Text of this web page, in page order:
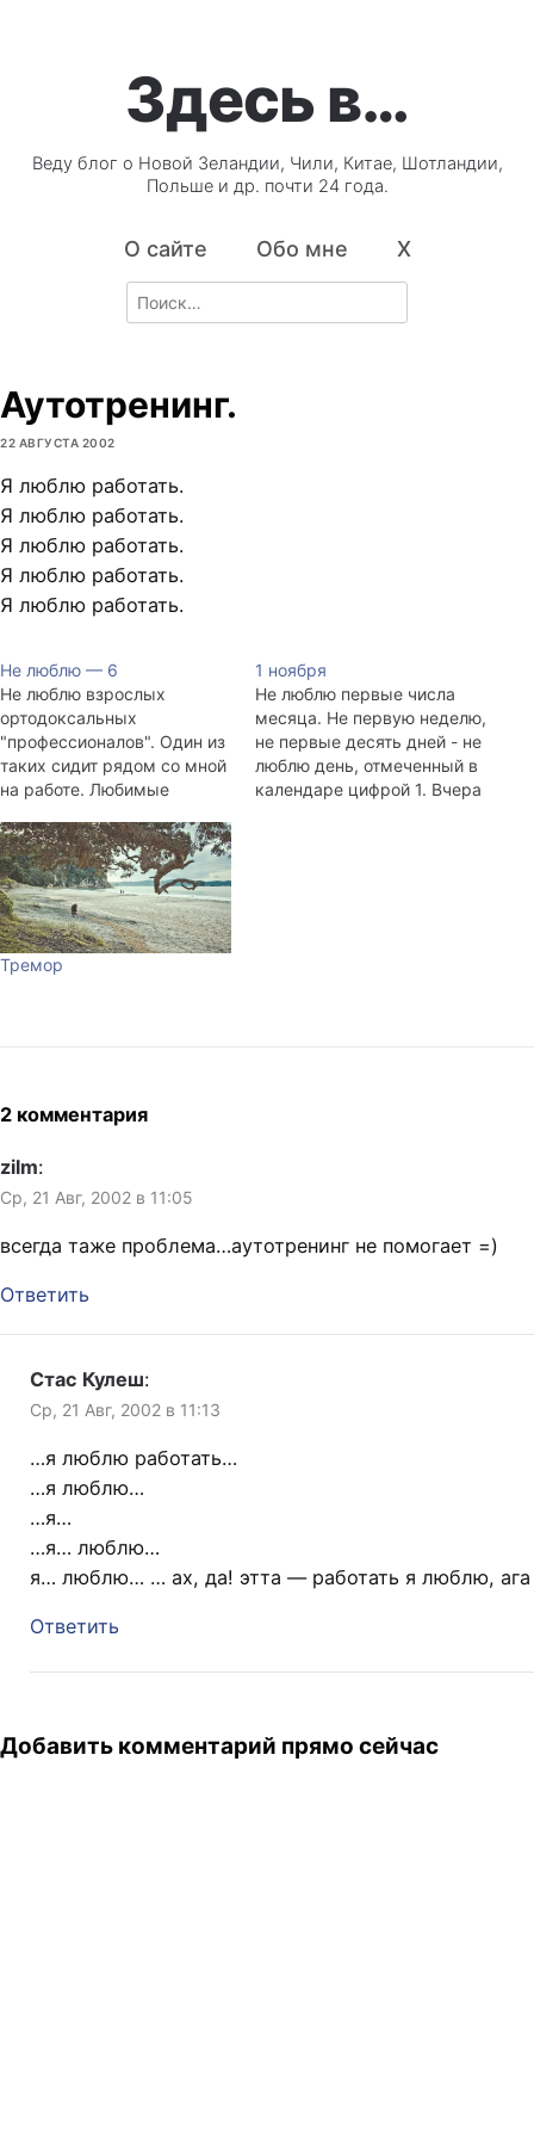
Здесь в…
Веду блог о Новой Зеландии, Чили, Китае, Шотландии,
Польше и др. почти 24 года.
О сайте Обо мне X
Search
for:
Аутотренинг.
22 АВГУСТА 2002
Я люблю работать.
Я люблю работать.
Я люблю работать.
Я люблю работать.
Я люблю работать.
Не люблю — 6
Не люблю взрослых
ортодоксальных
"профессионалов". Один из
таких сидит рядом со мной
на работе. Любимые
разберусь", "я, когда в NN-
году работал в такой-то
конторе...", "я не знаю, как
это надо делать, но я делаю
это так".
1 ноября
Не люблю первые числа
месяца. Не первую неделю,
не первые десять дней - не
люблю день, отмеченный в
календаре цифрой 1. Вчера
Тремор
2 комментария
zilm:
Ср, 21 Авг, 2002 в 11:05
всегда таже проблема…аутотренинг не помогает =)
Ответить
Стас Кулеш:
Ср, 21 Авг, 2002 в 11:13
…я люблю работать…
…я люблю…
…я…
…я… люблю…
я… люблю… … ах, да! этта — работать я люблю, ага
Ответить
Добавить комментарий прямо сейчас